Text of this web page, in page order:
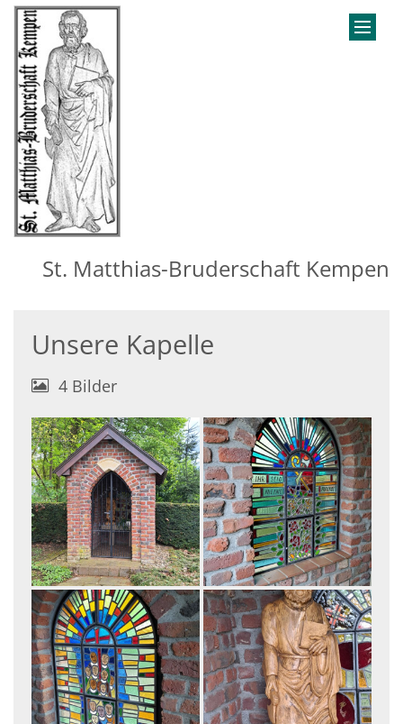
Zum Inhalt springen
St. Matthias-Bruderschaft Kempen
Unsere Kapelle
4 Bilder